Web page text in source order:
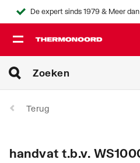
De expert sinds 1979 & Meer
Terug
handvat t.b.v.